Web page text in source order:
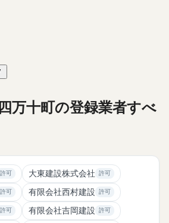
万十町の登録業者すべ
許可 大東建設株式会社 許可
許可 有限会社西村建設 許可
許可 有限会社吉岡建設 許可